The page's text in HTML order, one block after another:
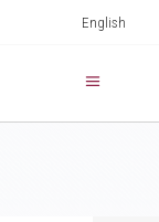
English